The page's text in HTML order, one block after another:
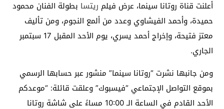
أعلنت قناة روتانا سينما، عرض فيلم ريتسا بطولة الفنان محمود
حميدة، وأحمد الفيشاوي وعدد من ألمع النجوم، ومن تأليف
معتز فتيحة، وإخراج أحمد يسري، يوم الأحد المقبل 17 سبتمبر
الجاري.
ومن جانبها نشرت “روتانا سينما” منشور عبر حسابها الرسمي
بموقع التواصل الإجتماعي “فيسبوك” وعلقت قائلة: “موعدكم
الأحد القادم في الساعة الـ 10:00 مساءً على شاشة روتانا